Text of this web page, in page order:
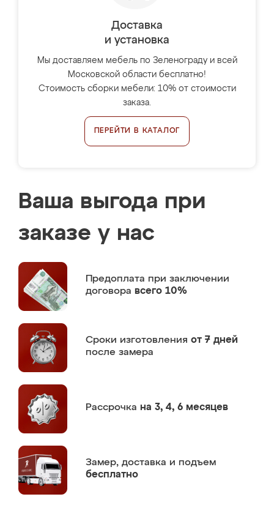
Доставка
и установка
Мы доставляем мебель по Зеленограду и всей
Московской области бесплатно!
Стоимость сборки мебели: 10% от стоимости
заказа.
ПЕРЕЙТИ В КАТАЛОГ
Ваша выгода при
заказе у нас
Предоплата при заключении
договора всего 10%
Сроки изготовления от 7 дней
после замера
Рассрочка на 3, 4, 6 месяцев
Замер, доставка и подъем
бесплатно